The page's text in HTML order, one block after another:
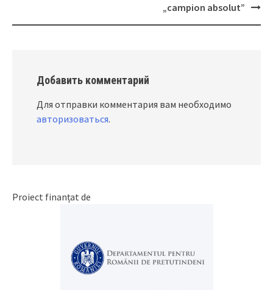
„campion absolut”
Добавить комментарий
Для отправки комментария вам необходимо
авторизоваться.
Proiect finanțat de